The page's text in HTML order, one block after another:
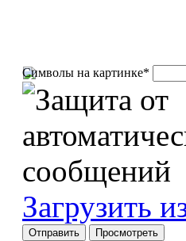
Символы на картинке*
Загрузить